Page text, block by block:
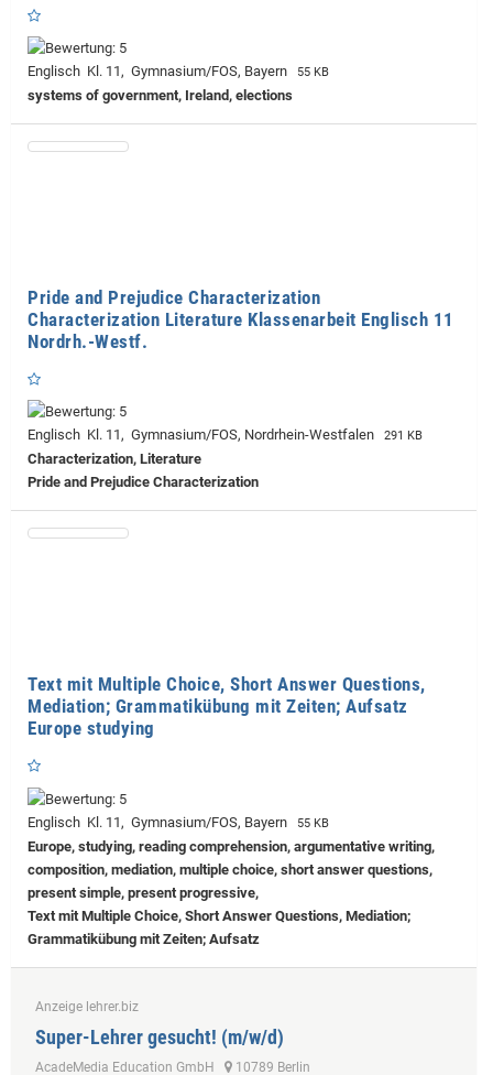
Englisch Kl. 11, Gymnasium/FOS, Bayern 55 KB
systems of government, Ireland, elections
Pride and Prejudice Characterization
Characterization Literature Klassenarbeit Englisch 11
Nordrh.-Westf.
Englisch Kl. 11, Gymnasium/FOS, Nordrhein-Westfalen 291 KB
Characterization, Literature
Pride and Prejudice Characterization
Text mit Multiple Choice, Short Answer Questions,
Mediation; Grammatikübung mit Zeiten; Aufsatz
Europe studying
Englisch Kl. 11, Gymnasium/FOS, Bayern 55 KB
Europe, studying, reading comprehension, argumentative writing,
composition, mediation, multiple choice, short answer questions,
present simple, present progressive,
Text mit Multiple Choice, Short Answer Questions, Mediation;
Grammatikübung mit Zeiten; Aufsatz
Anzeige lehrer.biz
Super-Lehrer gesucht! (m/w/d)
AcadeMedia Education GmbH 10789 Berlin